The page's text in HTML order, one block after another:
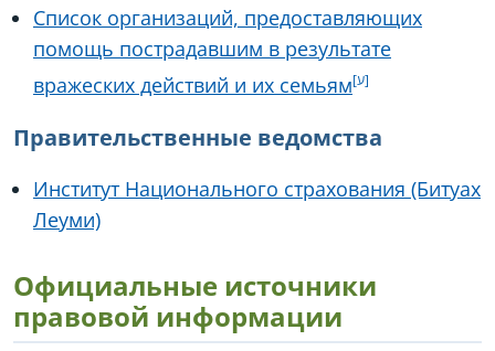
Список организаций, предоставляющих
помощь пострадавшим в результате
вражеских действий и их семьям
Правительственные ведомства
Институт Национального страхования (Битуах
Леуми)
Официальные источники
правовой информации